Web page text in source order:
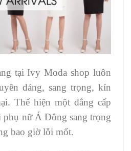
tại Ivy Moda shop luôn
dáng, sang trọng, kín
Thể hiện một đẳng cấp
phụ nữ Á Đông sang trọng
bao giờ lỗi mốt.